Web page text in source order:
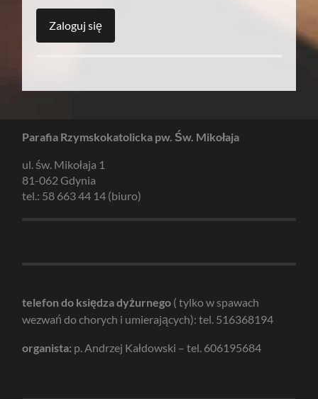
Parafia Rzymskokatolicka pw. Św. Mikołaja
ul. św. Mikołaja 1
81-062 Gdynia
tel.: 58 663 44 14 (biuro)
telefon do księdza dyżurnego ( tylko w spawach
wezwań do chorych i umierających): tel. 516368194
organista: p. Andrzej Kałdowski – tel. 606195684